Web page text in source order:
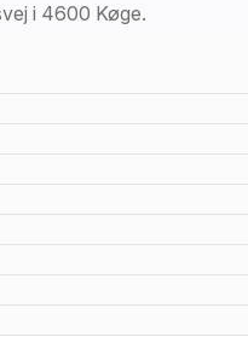
i 4600 Køge.